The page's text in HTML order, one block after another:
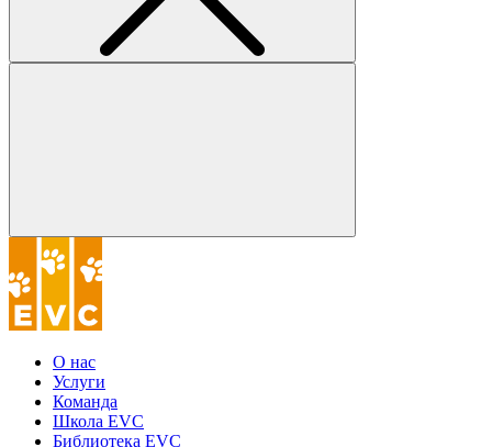
О нас
Услуги
Команда
Школа EVC
Библиотека EVC